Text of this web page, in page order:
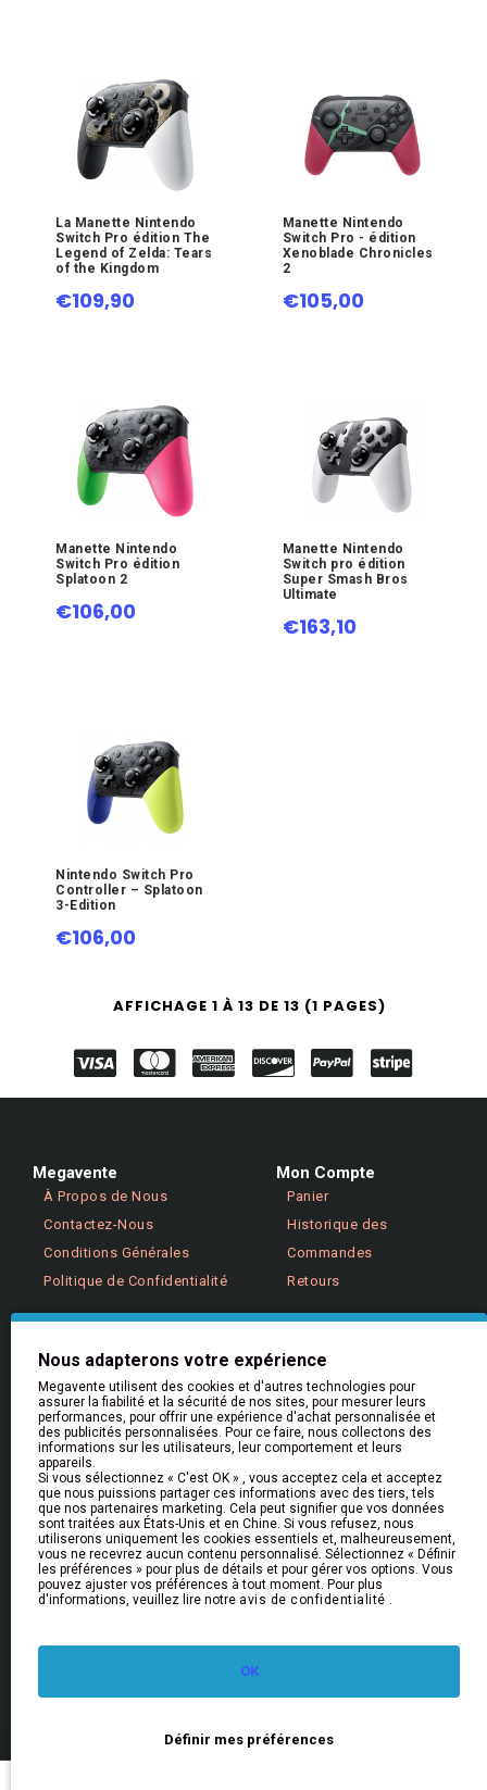
La Manette Nintendo
Switch Pro édition The
Legend of Zelda: Tears
of the Kingdom
€109,90
Manette Nintendo
Switch Pro - édition
Xenoblade Chronicles
2
€105,00
Manette Nintendo
Switch Pro édition
Splatoon 2
€106,00
Manette Nintendo
Switch pro édition
Super Smash Bros
Ultimate
€163,10
Nintendo Switch Pro
Controller – Splatoon
3-Edition
€106,00
AFFICHAGE 1 À 13 DE 13 (1 PAGES)
Megavente
À Propos de Nous
Contactez-Nous
Conditions Générales
Politique de Confidentialité
Mon Compte
Panier
Historique des
Commandes
Retours
Aide & Informations
Livraison
Retours et Remboursements
FAQs
Bulletin
Restez informé des nouveautés et des promotions
en vous inscrivant à notre newsletter
Envoyer
Nous adapterons votre expérience
Megavente utilisent des cookies et d'autres technologies pour
assurer la fiabilité et la sécurité de nos sites, pour mesurer leurs
performances, pour offrir une expérience d'achat personnalisée et
des publicités personnalisées. Pour ce faire, nous collectons des
informations sur les utilisateurs, leur comportement et leurs
appareils.
Si vous sélectionnez « C'est OK » , vous acceptez cela et acceptez
que nous puissions partager ces informations avec des tiers, tels
que nos partenaires marketing. Cela peut signifier que vos données
sont traitées aux États-Unis et en Chine. Si vous refusez, nous
utiliserons uniquement les cookies essentiels et, malheureusement,
vous ne recevrez aucun contenu personnalisé. Sélectionnez « Définir
les préférences » pour plus de détails et pour gérer vos options. Vous
pouvez ajuster vos préférences à tout moment. Pour plus
d'informations, veuillez lire notre avis de confidentialité .
OK
Définir mes préférences